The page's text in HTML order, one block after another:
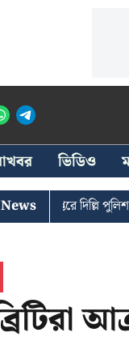
ভিডিও
দিল্লি পুলিশ